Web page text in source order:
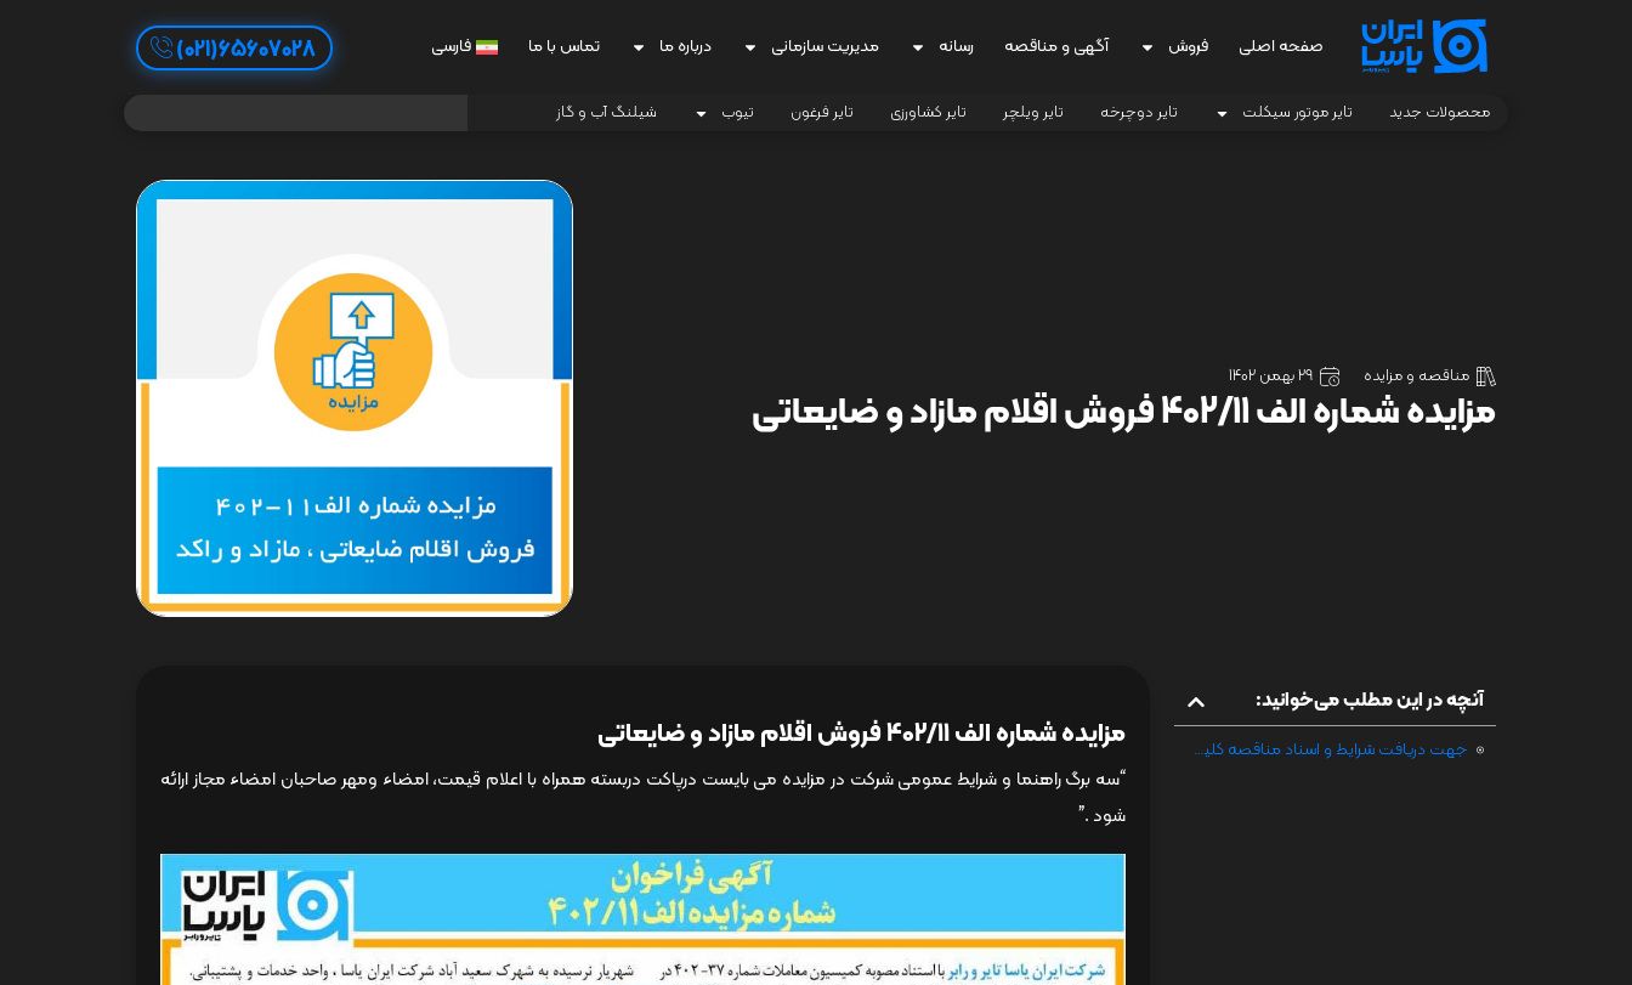
صفحه اصلی فروش آگهی و مناقصه رسانه مدیریت سازمانی درباره ما تماس با ما فارسی 65607028(021)
محصولات جدید تایر موتور سیکلت تایر دوچرخه تایر ویلچر تایر کشاورزی تایر فرغون تیوب شیلنگ آب و گاز
مناقصه و مزایده 29 بهمن 1402
مزایده شماره الف 402/11 فروش اقلام مازاد و ضایعاتی
آنچه در این مطلب می‌خوانید:
جهت دریافت شرایط و اسناد مناقصه کلیک فرمائید مزایده شماره الف 402/11 فروش اقلام مازاد و ضایعاتی
“سه برگ راهنما و شرایط عمومی شرکت در مزایده می بایست درپاکت دربسته همراه با اعلام قیمت، امضاء ومهر صاحبان امضاء مجاز ارائه
شود .”